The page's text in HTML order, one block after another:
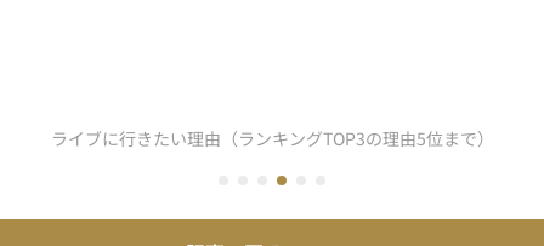
ライブに行きたい理由（ランキングTOP3の理由5位まで）